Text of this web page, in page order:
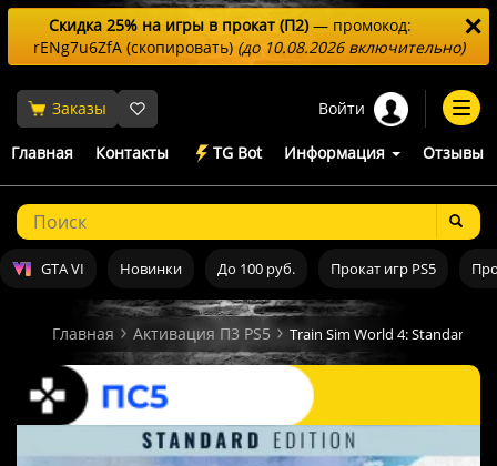
✕
Скидка 25% на игры в прокат (П2)— промокод:
rENg7u6ZfA (скопировать) (до 10.08.2026 включительно)
Заказы Войти
Главная Контакты TG Bot Информация Отзывы
GTA VI Новинки До 100 руб. Прокат игр PS5
Главная Активация П3 PS5 Train Sim World 4: Standard